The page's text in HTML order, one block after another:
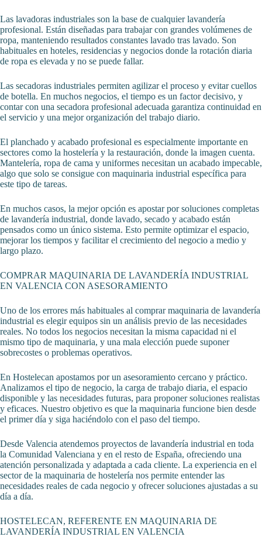
Las lavadoras industriales son la base de cualquier lavandería
profesional. Están diseñadas para trabajar con grandes volúmenes de
ropa, manteniendo resultados constantes lavado tras lavado. Son
habituales en hoteles, residencias y negocios donde la rotación diaria
de ropa es elevada y no se puede fallar.
Las secadoras industriales permiten agilizar el proceso y evitar cuellos
de botella. En muchos negocios, el tiempo es un factor decisivo, y
contar con una secadora profesional adecuada garantiza continuidad en
el servicio y una mejor organización del trabajo diario.
El planchado y acabado profesional es especialmente importante en
sectores como la hostelería y la restauración, donde la imagen cuenta.
Mantelería, ropa de cama y uniformes necesitan un acabado impecable,
algo que solo se consigue con maquinaria industrial específica para
este tipo de tareas.
En muchos casos, la mejor opción es apostar por soluciones completas
de lavandería industrial, donde lavado, secado y acabado están
pensados como un único sistema. Esto permite optimizar el espacio,
mejorar los tiempos y facilitar el crecimiento del negocio a medio y
largo plazo.
COMPRAR MAQUINARIA DE LAVANDERÍA INDUSTRIAL
EN VALENCIA CON ASESORAMIENTO
Uno de los errores más habituales al comprar maquinaria de lavandería
industrial es elegir equipos sin un análisis previo de las necesidades
reales. No todos los negocios necesitan la misma capacidad ni el
mismo tipo de maquinaria, y una mala elección puede suponer
sobrecostes o problemas operativos.
En Hostelecan apostamos por un asesoramiento cercano y práctico.
Analizamos el tipo de negocio, la carga de trabajo diaria, el espacio
disponible y las necesidades futuras, para proponer soluciones realistas
y eficaces. Nuestro objetivo es que la maquinaria funcione bien desde
el primer día y siga haciéndolo con el paso del tiempo.
Desde Valencia atendemos proyectos de lavandería industrial en toda
la Comunidad Valenciana y en el resto de España, ofreciendo una
atención personalizada y adaptada a cada cliente. La experiencia en el
sector de la maquinaria de hostelería nos permite entender las
necesidades reales de cada negocio y ofrecer soluciones ajustadas a su
día a día.
HOSTELECAN, REFERENTE EN MAQUINARIA DE
LAVANDERÍA INDUSTRIAL EN VALENCIA